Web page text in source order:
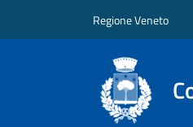
Regione Veneto